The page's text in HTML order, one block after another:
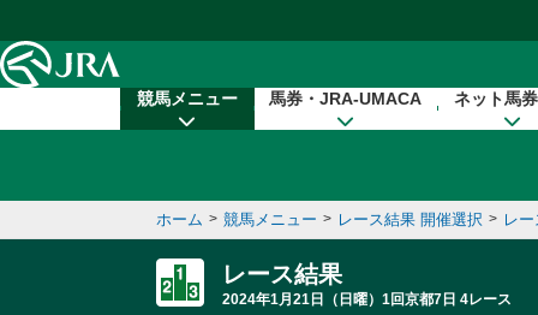
競馬メニュー 馬券・JRA-UMACA ネット馬
ホーム > 競馬メニュー > レース結果 開催選択 > レ
レース結果
2024年1月21日（日曜）1回京都7日 4レース